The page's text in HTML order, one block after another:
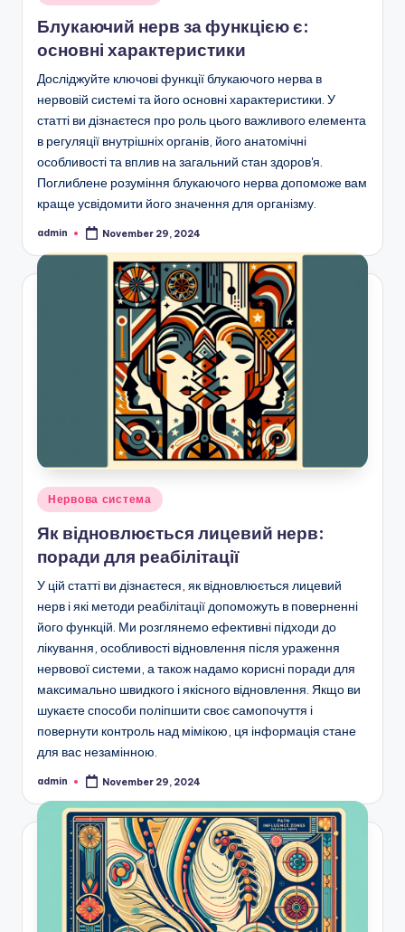
in
Блукаючий нерв за функцією є:
основні характеристики
Досліджуйте ключові функції блукаючого нерва в
нервовій системі та його основні характеристики. У
статті ви дізнаєтеся про роль цього важливого елемента
в регуляції внутрішніх органів, його анатомічні
особливості та вплив на загальний стан здоров'я.
Поглиблене розуміння блукаючого нерва допоможе вам
краще усвідомити його значення для організму.
Posted
admin November 29, 2024
Posted
in
Нервова система
Як відновлюється лицевий нерв:
поради для реабілітації
У цій статті ви дізнаєтеся, як відновлюється лицевий
нерв і які методи реабілітації допоможуть в поверненні
його функцій. Ми розглянемо ефективні підходи до
лікування, особливості відновлення після ураження
нервової системи, а також надамо корисні поради для
максимально швидкого і якісного відновлення. Якщо ви
шукаєте способи поліпшити своє самопочуття і
повернути контроль над мімікою, ця інформація стане
для вас незамінною.
Posted
admin November 29, 2024